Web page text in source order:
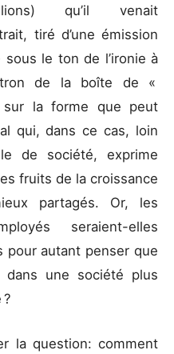
qu’il venait
tiré d’une émission
le ton de l’ironie à
de la boîte de «
la forme que peut
qui, dans ce cas, loin
de société, exprime
fruits de la croissance
partagés. Or, les
seraient-elles
pour autant penser que
dans une société plus
la question: comment